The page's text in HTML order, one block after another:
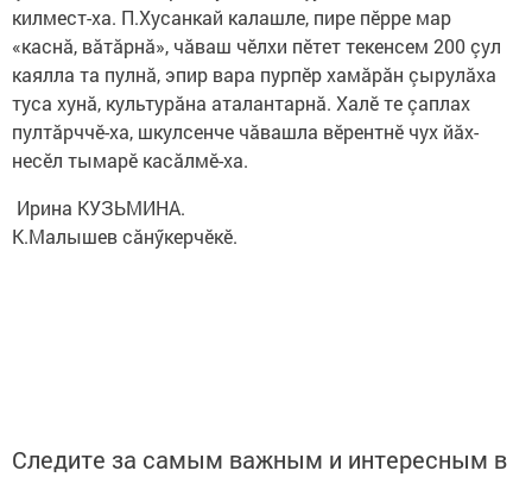
килмест-ха. П.Хусанкай калашле, пире пӗрре мар
«каснă, вăтăрнă», чăваш чӗлхи пӗтет текенсем 200 çул
каялла та пулнă, эпир вара пурпӗр хамăрăн çырулăха
туса хунă, культурăна аталантарнă. Халӗ те çаплах
пултăрччӗ-ха, шкулсенче чăвашла вӗрентнӗ чух йăх-
несӗл тымарӗ касăлмӗ-ха.
​ Ирина КУЗЬМИНА.
К.Малышев сăнӳкерчӗкӗ.
Следите за самым важным и интересным в